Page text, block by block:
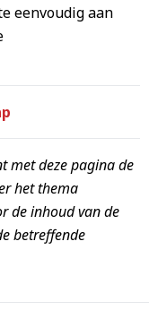
eenvoudig aan
met deze pagina de
het thema
de inhoud van de
betreffende